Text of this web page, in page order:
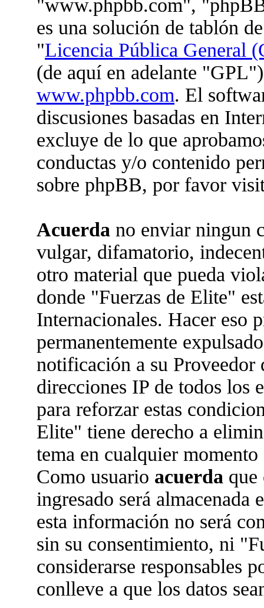
"www.phpbb.com",
es una solución de tablón
"Licencia Pública General
(de aquí en adelante
www.phpbb.com. El
discusiones basadas en
excluye de lo que
conductas y/o contenido
sobre phpBB, por favor
Acuerda no enviar ningun
vulgar, difamatorio,
otro material que pueda
donde "Fuerzas de Elite"
Internacionales. Hacer eso
permanentemente
notificación a su Proveedor
direcciones IP de todos los
para reforzar estas
Elite" tiene derecho a
tema en cualquier
Como usuario acuerda que
ingresado será almacenada
esta información no será
sin su consentimiento, ni
considerarse responsables
conlleve a que los datos